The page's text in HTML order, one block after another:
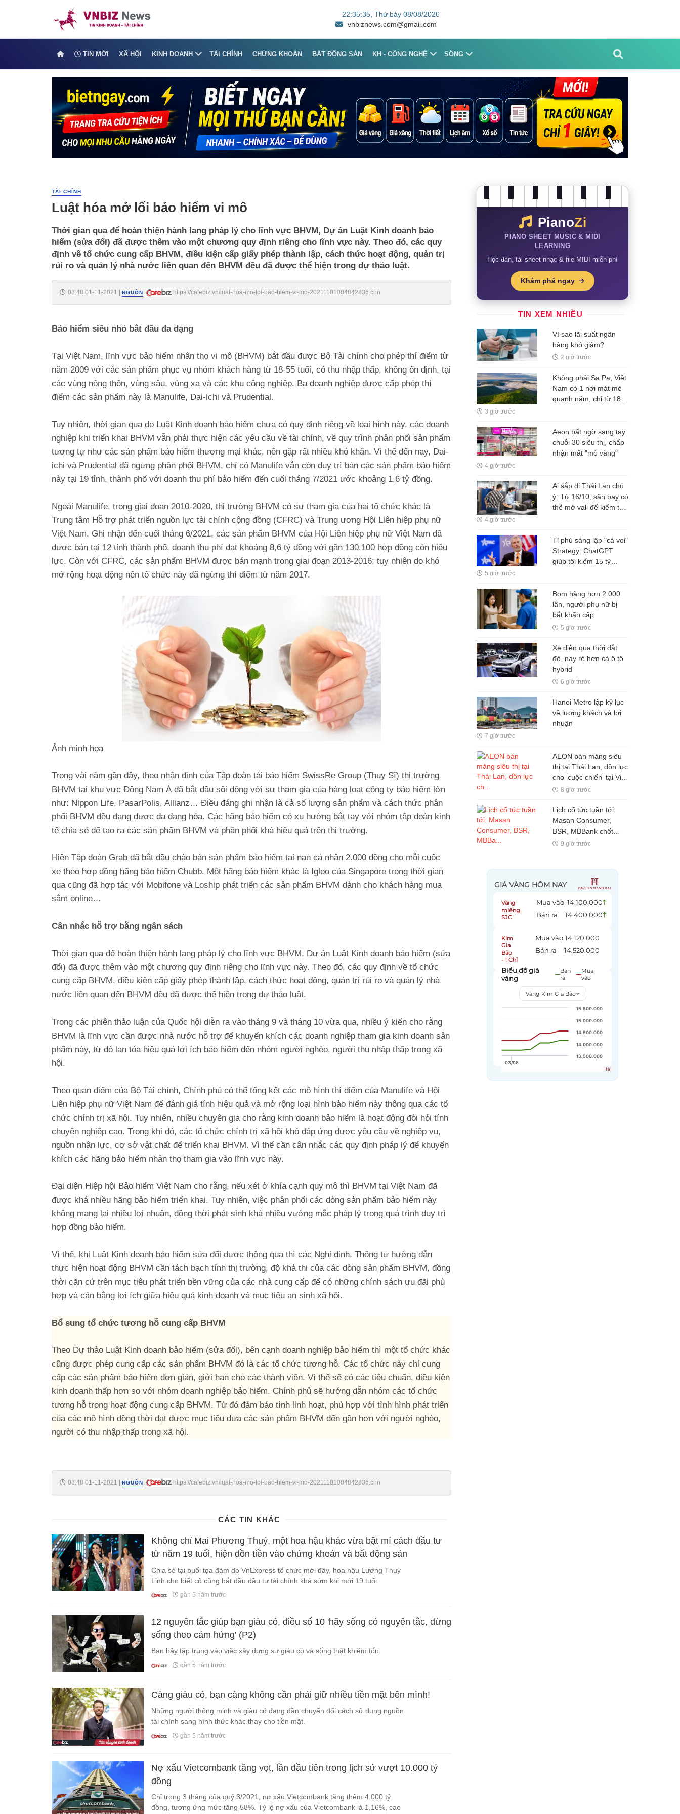
22:35:35, Thứ bảy 08/08/2026
vnbiznews.com@gmail.com
TIN MỚI XÃ HỘI KINH DOANH TÀI CHÍNH CHỨNG KHOÁN BẤT ĐỘNG SẢN KH - CÔNG NGHỆ SỐNG
TÀI CHÍNH
Luật hóa mở lối bảo hiểm vi mô
Thời gian qua để hoàn thiện hành lang pháp lý cho lĩnh vực BHVM, Dự án Luật Kinh doanh bảo
hiểm (sửa đổi) đã được thêm vào một chương quy định riêng cho lĩnh vực này. Theo đó, các quy
định về tổ chức cung cấp BHVM, điều kiện cấp giấy phép thành lập, cách thức hoạt động, quản trị
rủi ro và quản lý nhà nước liên quan đến BHVM đều đã được thể hiện trong dự thảo luật.
08:48 01-11-2021 | NGUỒN: https://cafebiz.vn/luat-hoa-mo-loi-bao-hiem-vi-mo-20211101084842836.chn
Bảo hiểm siêu nhỏ bắt đầu đa dạng
Tại Việt Nam, lĩnh vực bảo hiểm nhân thọ vi mô (BHVM) bắt đầu được Bộ Tài chính cho phép thí điểm từ
năm 2009 với các sản phẩm phục vụ nhóm khách hàng từ 18-55 tuổi, có thu nhập thấp, không ổn định, tại
các vùng nông thôn, vùng sâu, vùng xa và các khu công nghiệp. Ba doanh nghiệp được cấp phép thí
điểm các sản phẩm này là Manulife, Dai-ichi và Prudential.
Tuy nhiên, thời gian qua do Luật Kinh doanh bảo hiểm chưa có quy định riêng về loại hình này, các doanh
nghiệp khi triển khai BHVM vẫn phải thực hiện các yêu cầu về tài chính, về quy trình phân phối sản phẩm
tương tự như các sản phẩm bảo hiểm thương mại khác, nên gặp rất nhiều khó khăn. Vì thế đến nay, Dai-
ichi và Prudential đã ngưng phân phối BHVM, chỉ có Manulife vẫn còn duy trì bán các sản phẩm bảo hiểm
này tại 19 tỉnh, thành phố với doanh thu phí bảo hiểm đến cuối tháng 7/2021 ước khoảng 1,6 tỷ đồng.
Ngoài Manulife, trong giai đoạn 2010-2020, thị trường BHVM có sự tham gia của hai tổ chức khác là
Trung tâm Hỗ trợ phát triển nguồn lực tài chính cộng đồng (CFRC) và Trung ương Hội Liên hiệp phụ nữ
Việt Nam. Ghi nhận đến cuối tháng 6/2021, các sản phẩm BHVM của Hội Liên hiệp phụ nữ Việt Nam đã
được bán tại 12 tỉnh thành phố, doanh thu phí đạt khoảng 8,6 tỷ đồng với gần 130.100 hợp đồng còn hiệu
lực. Còn với CFRC, các sản phẩm BHVM được bán mạnh trong giai đoạn 2013-2016; tuy nhiên do khó
mở rộng hoạt động nên tổ chức này đã ngừng thí điểm từ năm 2017.
Ảnh minh họa
Trong vài năm gần đây, theo nhận định của Tập đoàn tái bảo hiểm SwissRe Group (Thụy Sĩ) thị trường
BHVM tại khu vực Đông Nam Á đã bắt đầu sôi động với sự tham gia của hàng loạt công ty bảo hiểm lớn
như: Nippon Life, PasarPolis, Allianz… Điều đáng ghi nhận là cả số lượng sản phẩm và cách thức phân
phối BHVM đều đang được đa dạng hóa. Các hãng bảo hiểm có xu hướng bắt tay với nhóm tập đoàn kinh
tế chia sẻ để tạo ra các sản phẩm BHVM và phân phối khá hiệu quả trên thị trường.
Hiện Tập đoàn Grab đã bắt đầu chào bán sản phẩm bảo hiểm tai nạn cá nhân 2.000 đồng cho mỗi cuốc
xe theo hợp đồng hãng bảo hiểm Chubb. Một hãng bảo hiểm khác là Igloo của Singapore trong thời gian
qua cũng đã hợp tác với Mobifone và Loship phát triển các sản phẩm BHVM dành cho khách hàng mua
sắm online…
Cân nhắc hỗ trợ bằng ngân sách
Thời gian qua để hoàn thiện hành lang pháp lý cho lĩnh vực BHVM, Dự án Luật Kinh doanh bảo hiểm (sửa
đổi) đã được thêm vào một chương quy định riêng cho lĩnh vực này. Theo đó, các quy định về tổ chức
cung cấp BHVM, điều kiện cấp giấy phép thành lập, cách thức hoạt động, quản trị rủi ro và quản lý nhà
nước liên quan đến BHVM đều đã được thể hiện trong dự thảo luật.
Trong các phiên thảo luận của Quốc hội diễn ra vào tháng 9 và tháng 10 vừa qua, nhiều ý kiến cho rằng
BHVM là lĩnh vực cần được nhà nước hỗ trợ để khuyến khích các doanh nghiệp tham gia kinh doanh sản
phẩm này, từ đó lan tỏa hiệu quả lợi ích bảo hiểm đến nhóm người nghèo, người thu nhập thấp trong xã
hội.
Theo quan điểm của Bộ Tài chính, Chính phủ có thể tổng kết các mô hình thí điểm của Manulife và Hội
Liên hiệp phụ nữ Việt Nam để đánh giá tính hiệu quả và mở rộng loại hình bảo hiểm này thông qua các tổ
chức chính trị xã hội. Tuy nhiên, nhiều chuyên gia cho rằng kinh doanh bảo hiểm là hoạt động đòi hỏi tính
chuyên nghiệp cao. Trong khi đó, các tổ chức chính trị xã hội khó đáp ứng được yêu cầu về nghiệp vụ,
nguồn nhân lực, cơ sở vật chất để triển khai BHVM. Vì thế cần cân nhắc các quy định pháp lý để khuyến
khích các hãng bảo hiểm nhân thọ tham gia vào lĩnh vực này.
Đại diện Hiệp hội Bảo hiểm Việt Nam cho rằng, nếu xét ở khía cạnh quy mô thì BHVM tại Việt Nam đã
được khá nhiều hãng bảo hiểm triển khai. Tuy nhiên, việc phân phối các dòng sản phẩm bảo hiểm này
không mang lại nhiều lợi nhuận, đồng thời phát sinh khá nhiều vướng mắc pháp lý trong quá trình duy trì
hợp đồng bảo hiểm.
Vì thế, khi Luật Kinh doanh bảo hiểm sửa đổi được thông qua thì các Nghị định, Thông tư hướng dẫn
thực hiện hoạt động BHVM cần tách bạch tính thị trường, độ khả thi của các dòng sản phẩm BHVM, đồng
thời căn cứ trên mục tiêu phát triển bền vững của các nhà cung cấp để có những chính sách ưu đãi phù
hợp và cân bằng lợi ích giữa hiệu quả kinh doanh và mục tiêu an sinh xã hội.
Bổ sung tổ chức tương hỗ cung cấp BHVM
Theo Dự thảo Luật Kinh doanh bảo hiểm (sửa đổi), bên cạnh doanh nghiệp bảo hiểm thì một tổ chức khác
cũng được phép cung cấp các sản phẩm BHVM đó là các tổ chức tương hỗ. Các tổ chức này chỉ cung
cấp các sản phẩm bảo hiểm đơn giản, giới hạn cho các thành viên. Vì thế sẽ có các tiêu chuẩn, điều kiện
kinh doanh thấp hơn so với nhóm doanh nghiệp bảo hiểm. Chính phủ sẽ hướng dẫn nhóm các tổ chức
tương hỗ trong hoạt động cung cấp BHVM. Từ đó đảm bảo tính linh hoạt, phù hợp với tình hình phát triển
của các mô hình đồng thời đạt được mục tiêu đưa các sản phẩm BHVM đến gần hơn với người nghèo,
người có thu nhập thấp trong xã hội.
08:48 01-11-2021 | NGUỒN: https://cafebiz.vn/luat-hoa-mo-loi-bao-hiem-vi-mo-20211101084842836.chn
CÁC TIN KHÁC
Không chỉ Mai Phương Thuý, một hoa hậu khác vừa bật mí cách đầu tư
từ năm 19 tuổi, hiện dồn tiền vào chứng khoán và bất động sản
Chia sẻ tại buổi tọa đàm do VnExpress tổ chức mới đây, hoa hậu Lương Thuỳ
Linh cho biết cô cũng bắt đầu đầu tư tài chính khá sớm khi mới 19 tuổi.
gần 5 năm trước
12 nguyên tắc giúp bạn giàu có, điều số 10 'hãy sống có nguyên tắc, đừng
sống theo cảm hứng' (P2)
Bạn hãy tập trung vào việc xây dựng sự giàu có và sống thật khiêm tốn.
gần 5 năm trước
Càng giàu có, bạn càng không cần phải giữ nhiều tiền mặt bên mình!
Những người thông minh và giàu có đang dần chuyển đổi cách sử dụng nguồn
tài chính sang hình thức khác thay cho tiền mặt.
gần 5 năm trước
Nợ xấu Vietcombank tăng vọt, lần đầu tiên trong lịch sử vượt 10.000 tỷ
đồng
Chỉ trong 3 tháng của quý 3/2021, nợ xấu Vietcombank tăng thêm 4.000 tỷ
đồng, tương ứng mức tăng 58%. Tỷ lệ nợ xấu của Vietcombank là 1,16%, cao
PianoZi
PIANO SHEET MUSIC & MIDI
LEARNING
Học đàn, tải sheet nhạc & file MIDI miễn phí
Khám phá ngay
TIN XEM NHIỀU
Vì sao lãi suất ngân
hàng khó giảm?
2 giờ trước
Không phải Sa Pa, Việt
Nam có 1 nơi mát mẻ
quanh năm, chỉ từ 18
loài lan
3 giờ trước
Aeon bất ngờ sang tay
chuỗi 30 siêu thị, chấp
nhận mất "mỏ vàng"
4 giờ trước
Ai sắp đi Thái Lan chú
ý: Từ 16/10, sân bay có
thể mở vali để kiểm tra
4 giờ trước
Tỉ phú sáng lập "cá voi"
Strategy: ChatGPT
giúp tôi kiếm 15 tỷ
5 giờ trước
Bom hàng hơn 2.000
lần, người phụ nữ bị
bắt khẩn cấp
5 giờ trước
Xe điện qua thời đắt
đỏ, nay rẻ hơn cả ô tô
hybrid
6 giờ trước
Hanoi Metro lập kỷ lục
về lượng khách và lợi
nhuận
7 giờ trước
AEON bán mảng siêu
thị tại Thái Lan, dồn lực
cho ‘cuộc chiến’ tại Việt
Nam8 giờ trước
Lịch cổ tức tuần tới:
Masan Consumer,
BSR, MBBank chốt
quyền, tỷ lệ cao nhất
9 giờ trước